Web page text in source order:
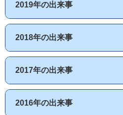
2019年の出来事
2018年の出来事
2017年の出来事
2016年の出来事